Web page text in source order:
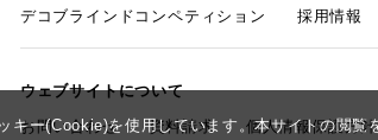
キー(Cookie)を使用しています。本サイトの閲
デコブラインドコンペティション
採用情報
ウェブサイトについて
お問い合わせ
資料請求 個人情報保護方針